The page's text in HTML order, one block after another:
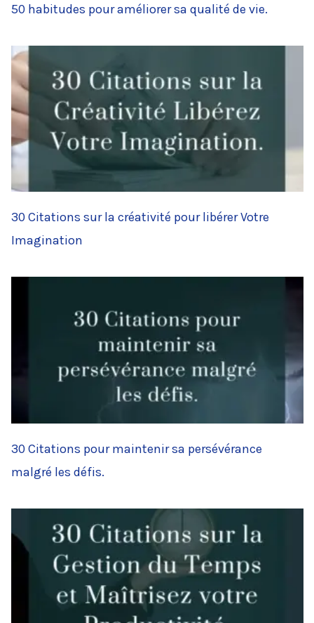
50 habitudes pour améliorer sa qualité de vie.
30 Citations sur la créativité pour libérer Votre
Imagination
30 Citations pour maintenir sa persévérance
malgré les défis.